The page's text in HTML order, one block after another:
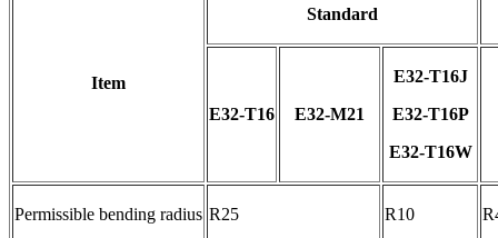
Item
Standard
E32-T16 E32-M21
E32-T16J
E32-T16P
E32-T16W
Permissible bending radius R25 R10